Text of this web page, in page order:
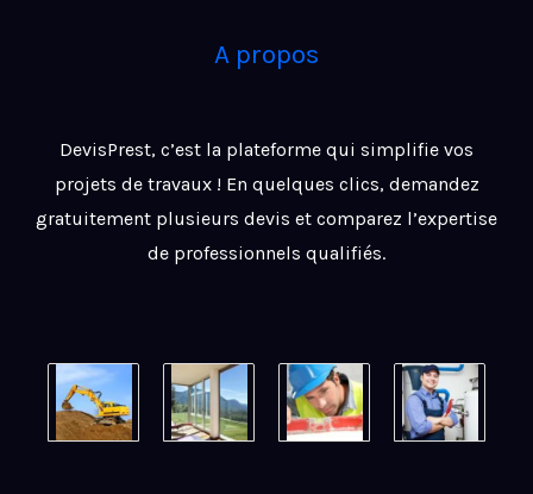
A propos
DevisPrest, c’est la plateforme qui simplifie vos
projets de travaux ! En quelques clics, demandez
gratuitement plusieurs devis et comparez l’expertise
de professionnels qualifiés.